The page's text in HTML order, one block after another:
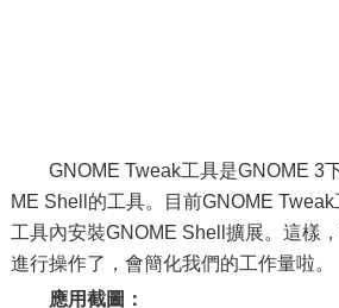
GNOME Tweak工具是GNOME 3
ME Shell的工具。目前GNOME
工具內安裝GNOME Shell擴展。這樣
進行操作了，會簡化我們的工作量啦。
應用截圖：